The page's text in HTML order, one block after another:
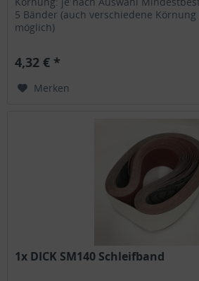
5 Bänder (auch verschiedene
möglich)
4,32 € *
Merken
1x DICK SM140 Schleifband